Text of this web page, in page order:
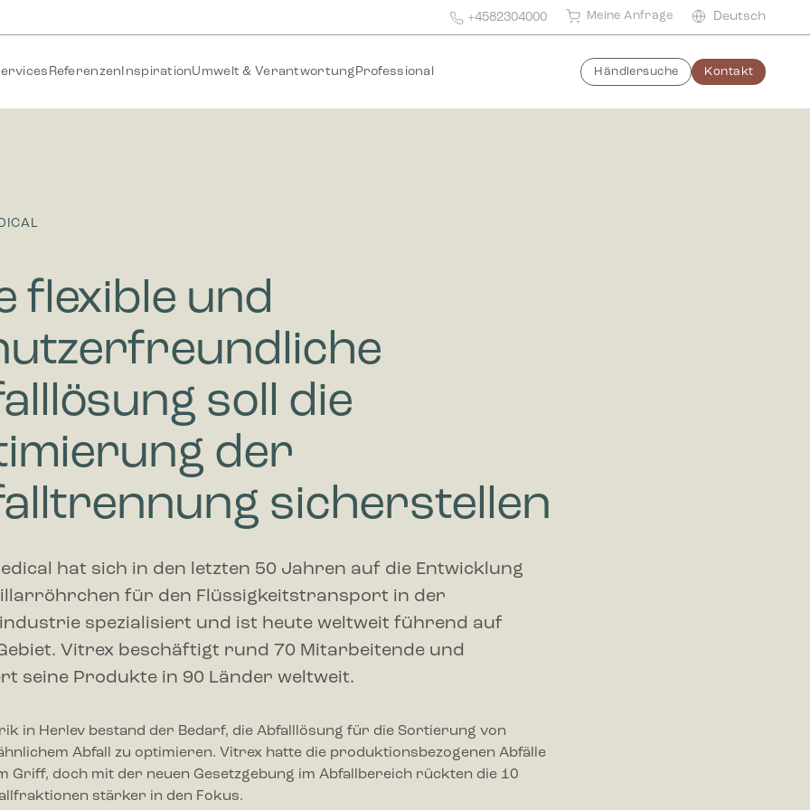
+4582304000 Meine Anfrage Deutsch
Referenzen InspirationUmwelt & Verantwortung Professional Händlersuche Kontakt
flexible und
soll die
der
sicherstellen
hat sich in den letzten 50 Jahren auf die Entwicklung
für den Flüssigkeitstransport in der
spezialisiert und ist heute weltweit führend auf
Vitrex beschäftigt rund 70 Mitarbeitende und
seine Produkte in 90 Länder weltweit.
in Herlev bestand der Bedarf, die Abfalllösung für die Sortierung von
Abfall zu optimieren. Vitrex hatte die produktionsbezogenen Abfälle
Griff, doch mit der neuen Gesetzgebung im Abfallbereich rückten die 10
stärker in den Fokus.